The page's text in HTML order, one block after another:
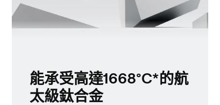
能承受高達1668°C*的航
太級鈦合金